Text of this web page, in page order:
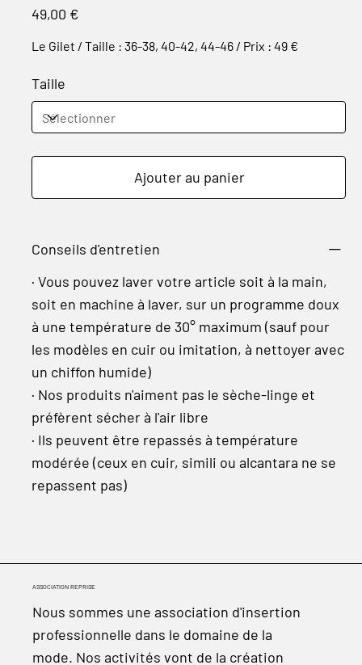
49,00 €
Le Gilet / Taille : 36-38, 40-42, 44-46 / Prix : 49 €
Taille
Ajouter au panier
Conseils d'entretien
· Vous pouvez laver votre article soit à la main,
soit en machine à laver, sur un programme doux
à une température de 30° maximum (sauf pour
les modèles en cuir ou imitation, à nettoyer avec
un chiffon humide)
· Nos produits n'aiment pas le sèche-linge et
préfèrent sécher à l'air libre
· Ils peuvent être repassés à température
modérée (ceux en cuir, simili ou alcantara ne se
repassent pas)
ASSOCIATION REPRISE
Nous sommes une association d'insertion
professionnelle dans le domaine de la
mode. Nos activités vont de la création